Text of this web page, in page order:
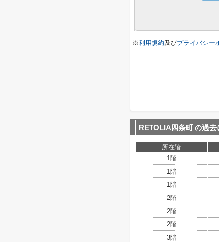
※利用規約及びプライバシー
RETOLIA四条町の過去
所在階
1階
1階
1階
2階
2階
2階
3階